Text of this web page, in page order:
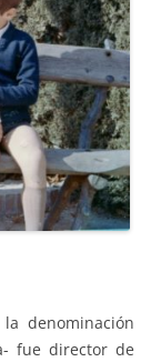
denominación
fue director de